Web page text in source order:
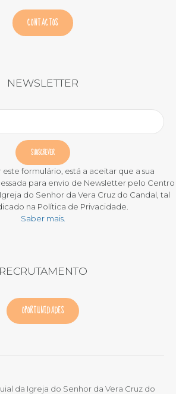
CONTACTOS
NEWSLETTER
formulário, está a aceitar que a sua
para envio de Newsletter pelo Centro
do Senhor da Vera Cruz do Candal, tal
na Política de Privacidade.
Saber mais.
RECRUTAMENTO
OPORTUNIDADES
da Igreja do Senhor da Vera Cruz do